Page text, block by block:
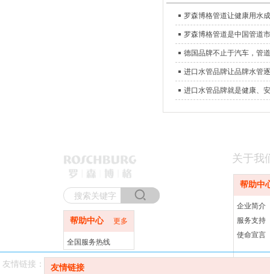
罗森博格管道让健康用水
罗森博格管道是中国管道
德国品牌不止于汽车，管
进口水管品牌让品牌水管
进口水管品牌就是健康、
帮助中
企业简介
服务支持
使命宣言
帮助中心 更多
全国服务热线
400-820-2187
友情链接
关于我
友情链接：